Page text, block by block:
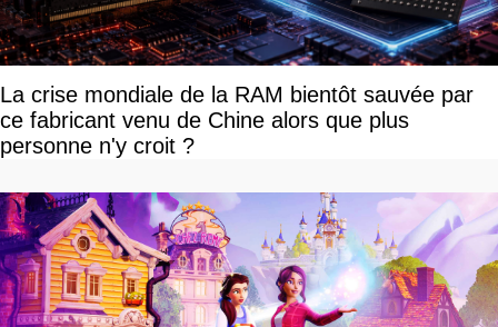
La crise mondiale de la RAM bientôt sauvée par
ce fabricant venu de Chine alors que plus
personne n'y croit ?